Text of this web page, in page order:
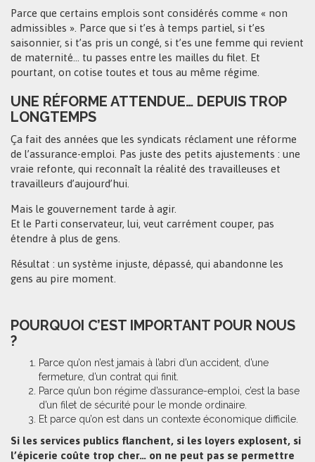
Parce que certains emplois sont considérés comme « non
admissibles ». Parce que si t’es à temps partiel, si t’es
saisonnier, si t’as pris un congé, si t’es une femme qui revient
de maternité… tu passes entre les mailles du filet. Et
pourtant, on cotise toutes et tous au même régime.
UNE RÉFORME ATTENDUE… DEPUIS TROP
LONGTEMPS
Ça fait des années que les syndicats réclament une réforme
de l’assurance-emploi. Pas juste des petits ajustements : une
vraie refonte, qui reconnaît la réalité des travailleuses et
travailleurs d’aujourd’hui.
Mais le gouvernement tarde à agir.
Et le Parti conservateur, lui, veut carrément couper, pas
étendre à plus de gens.
Résultat : un système injuste, dépassé, qui abandonne les
gens au pire moment.
POURQUOI C’EST IMPORTANT POUR NOUS
?
Parce qu’on n’est jamais à l’abri d’un accident, d’une
fermeture, d’un contrat qui finit.
Parce qu’un bon régime d’assurance-emploi, c’est la base
d’un filet de sécurité pour le monde ordinaire.
Et parce qu’on est dans un contexte économique difficile.
Si les services publics flanchent, si les loyers explosent, si
l’épicerie coûte trop cher… on ne peut pas se permettre